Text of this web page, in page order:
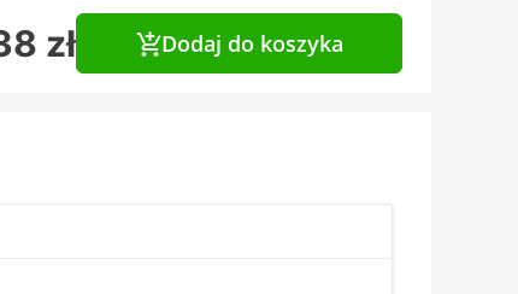
zł Dodaj do koszyka